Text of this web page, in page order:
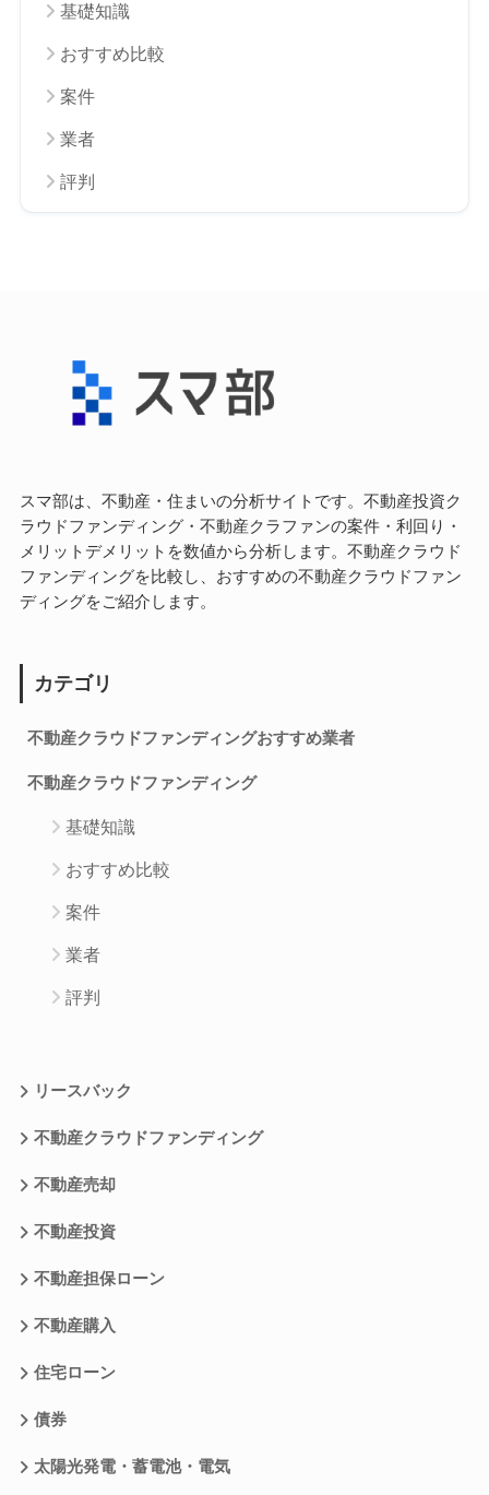
基礎知識
おすすめ比較
案件
業者
評判
スマ部は、不動産・住まいの分析サイトです。不動産投資ク
ラウドファンディング・不動産クラファンの案件・利回り・
メリットデメリットを数値から分析します。不動産クラウド
ファンディングを比較し、おすすめの不動産クラウドファン
ディングをご紹介します。
カテゴリ
不動産クラウドファンディングおすすめ業者
不動産クラウドファンディング
基礎知識
おすすめ比較
案件
業者
評判
リースバック
不動産クラウドファンディング
不動産売却
不動産投資
不動産担保ローン
不動産購入
住宅ローン
債券
太陽光発電・蓄電池・電気